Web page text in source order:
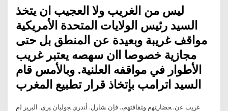
ليس من الغريب ولا العجيب ان يتخذ
السيد رئيس الولايات المتحدة الأمريكية
مواقف غريبة وبعيدة عن المنطق بل حتى
مجازية خصوصا اان سهصه يعتبر غريب
الأطوار في مواقفه العلنية. وبالأمس قام
السيد اترامب بإتخاذ قرار تطبيع المغرب
ﻏﺭﻴﺏ ﻋﻥ. ﺤﻀﺎﺭﺘﻬﻡ ﻭﺜﻘﺎﻓﺘﻬﻡ،. ﻓﺈﻥ ﺸﺎﺭل. ﺃﻨﺩﺭﻱ ﺠﻭﻟﻴﺎﻥ ﻴﺭﻯ. ﺍﻟﺒﺭﺒﺭ ﻟﻡ